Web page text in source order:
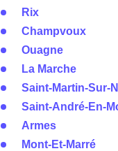
Rix
Champvoux
Ouagne
La Marche
Saint-Martin-Sur-
Saint-André-En-
Armes
Mont-Et-Marré